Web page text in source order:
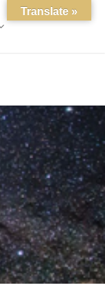
Translate »